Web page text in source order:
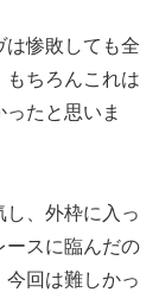
は惨敗しても全
もちろんこれは
たと思いま
、外枠に入っ
ースに臨んだの
回は難しかっ